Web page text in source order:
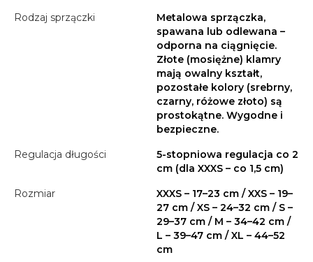
Rodzaj sprzączki
Metalowa sprzączka,
spawana lub odlewana –
odporna na ciągnięcie.
Złote (mosiężne) klamry
mają owalny kształt,
pozostałe kolory (srebrny,
czarny, różowe złoto) są
prostokątne. Wygodne i
bezpieczne.
Regulacja długości
5-stopniowa regulacja co 2
cm (dla XXXS – co 1,5 cm)
Rozmiar
XXXS – 17–23 cm / XXS – 19–
27 cm / XS – 24–32 cm / S –
29–37 cm / M – 34–42 cm /
L – 39–47 cm / XL – 44–52
cm